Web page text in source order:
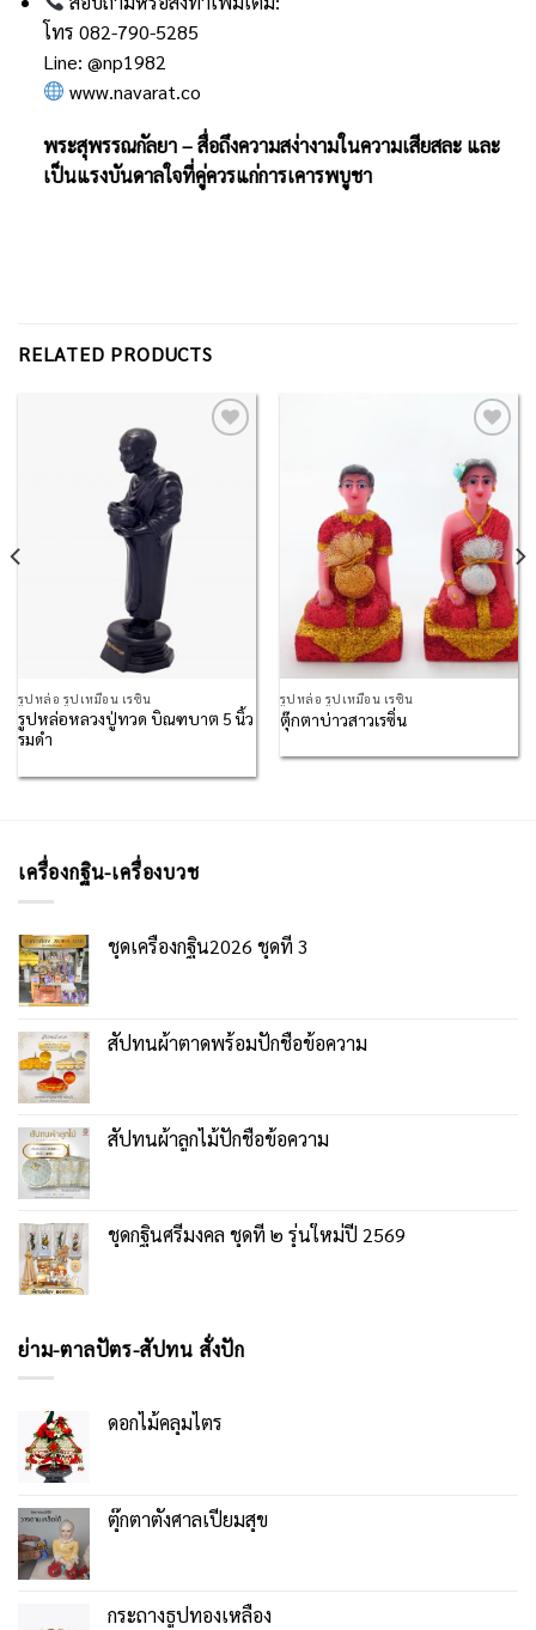
โทร 082-790-5285
Line: @np1982
www.navarat.co
พระสุพรรณกัลยา – สื่อถึงความสง่างามในความเสียสละ และ
เป็นแรงบันดาลใจที่คู่ควรแก่การเคารพบูชา
RELATED PRODUCTS
รูปหล่อ รูปเหมือน เรซิน
รูปหล่อหลวงปู่ทวด บิณฑบาต 5 นิ้ว
รมดำ
Wishlist
รูปหล่อ รูปเหมือน เรซิน
ตุ๊กตาบ่าวสาวเรซิ่น
เครื่องกฐิน-เครื่องบวช
ชุดเครื่องกฐิน2026 ชุดที่ 3
สัปทนผ้าตาดพร้อมปักชื่อข้อความ
สัปทนผ้าลูกไม้ปักชื่อข้อความ
ชุดกฐินศรีมงคล ชุดที่ ๒ รุ่นใหม่ปี 2569
ย่าม-ตาลปัตร-สัปทน สั่งปัก
ดอกไม้คลุมไตร
ตุ๊กตาตั้งศาลเปี่ยมสุข
กระถางธูปทองเหลือง